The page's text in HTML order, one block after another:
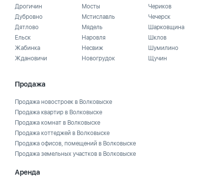
Дрогичин
Дубровно
Дятлово
Ельск
Жабинка
Ждановичи
Мосты
Мстиславль
Мядель
Наровля
Несвиж
Новогрудок
Чериков
Чечерск
Шарковщина
Шклов
Шумилино
Щучин
Продажа
Продажа новостроек в Волковыске
Продажа квартир в Волковыске
Продажа комнат в Волковыске
Продажа коттеджей в Волковыске
Продажа офисов, помещений в Волковыске
Продажа земельных участков в Волковыске
Аренда